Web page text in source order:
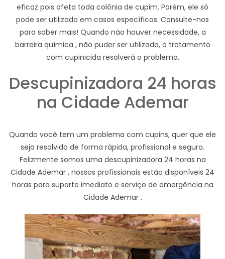
eficaz pois afeta toda colônia de cupim. Porém, ele só
pode ser utilizado em casos específicos. Consulte-nos
para saber mais! Quando não houver necessidade, a
barreira química , não puder ser utilizada, o tratamento
com cupinicida resolverá o problema.
Descupinizadora 24 horas
na Cidade Ademar
Quando você tem um problema com cupins, quer que ele
seja resolvido de forma rápida, profissional e seguro.
Felizmente somos uma descupinizadora 24 horas na
Cidade Ademar , nossos profissionais estão disponíveis 24
horas para suporte imediato e serviço de emergência na
Cidade Ademar .